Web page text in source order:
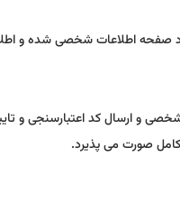
و ارسال کد اعتبارسنجی و
صورت می پذیرد.